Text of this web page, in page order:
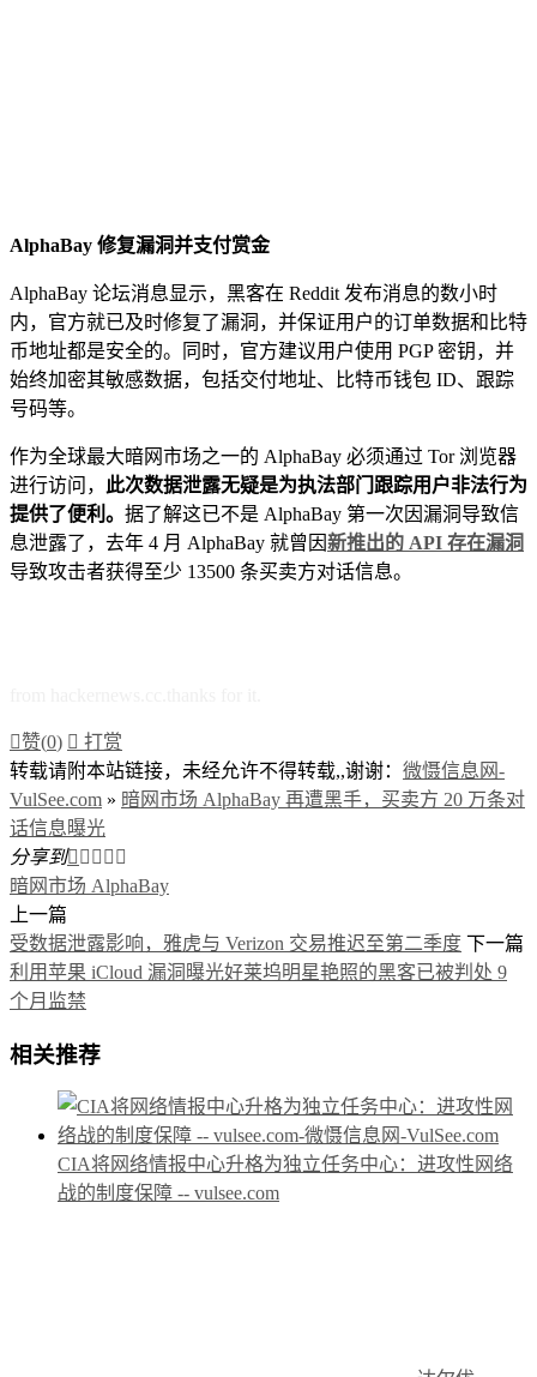
AlphaBay 修复漏洞并支付赏金
AlphaBay 论坛消息显示，黑客在 Reddit 发布消息的数小时
内，官方就已及时修复了漏洞，并保证用户的订单数据和比特
币地址都是安全的。同时，官方建议用户使用 PGP 密钥，并
始终加密其敏感数据，包括交付地址、比特币钱包 ID、跟踪
号码等。
作为全球最大暗网市场之一的 AlphaBay 必须通过 Tor 浏览器
进行访问，
此次数据泄露无疑是为执法部门跟踪用户非法行为
提供了便利。 据了解这已不是 AlphaBay 第一次因漏洞导致信
息泄露了，去年 4 月 AlphaBay 就曾因新推出的 API 存在漏洞
导致攻击者获得至少 13500 条买卖方对话信息。
赞(0)  打赏
转载请附本站链接，未经允许不得转载,,谢谢： 微慑信息网-
VulSee.com » 暗网市场 AlphaBay 再遭黑手，买卖方 20 万条对
话信息曝光
分享到    
暗网市场 AlphaBay
上一篇
受数据泄露影响，雅虎与 Verizon 交易推迟至第二季度 下一篇
利用苹果 iCloud 漏洞曝光好莱坞明星艳照的黑客已被判处 9
个月监禁
相关推荐
CIA将网络情报中心升格为独立任务中心：进攻性网络
战的制度保障 -- vulsee.com